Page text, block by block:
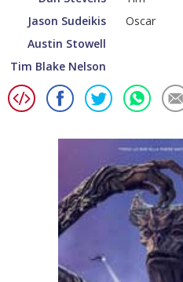
Jason Sudeikis
Oscar
Austin Stowell
Tim Blake Nelson